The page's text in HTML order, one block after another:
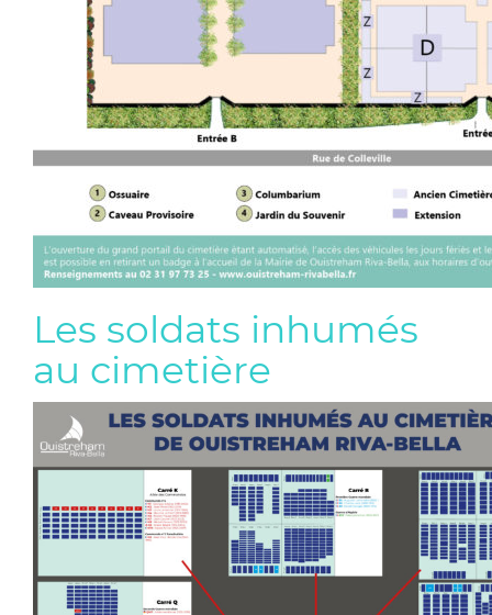
Les soldats inhumés
au cimetière